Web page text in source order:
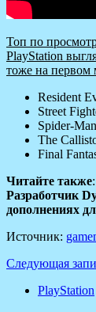
Топ по
PlayStation
тоже на первом
Resident
Street
Spider-
The
Final
Читайте также:
Разработчик
дополнениях
Источник:
Следующая
PlayStation